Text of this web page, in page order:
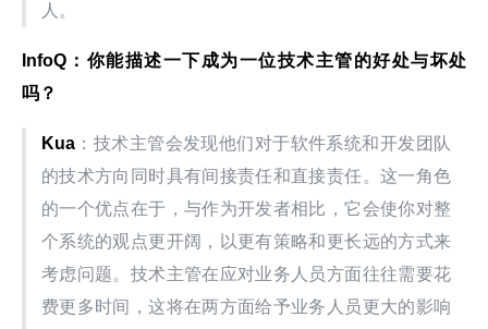
人。
InfoQ ：你能描述一下成为一位技术主管的好处与坏处
吗？
Kua ：技术主管会发现他们对于软件系统和开发团队
的技术方向同时具有间接责任和直接责任。这一角色
的一个优点在于，与作为开发者相比，它会使你对整
个系统的观点更开阔，以更有策略和更长远的方式来
考虑问题。技术主管在应对业务人员方面往往需要花
费更多时间，这将在两方面给予业务人员更大的影响